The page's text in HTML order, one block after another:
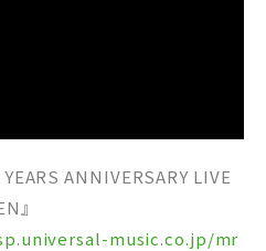
ANNIVERSARY LIVE
』
music.co.jp/mr